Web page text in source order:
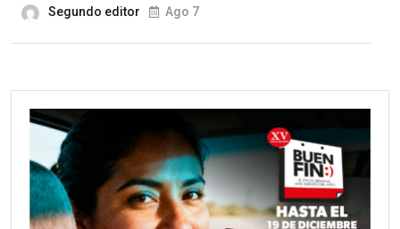
Segundo editor Ago 7